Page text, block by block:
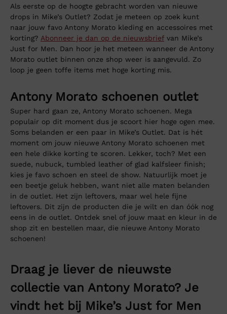
Als eerste op de hoogte gebracht worden van nieuwe
drops in Mike’s Outlet? Zodat je meteen op zoek kunt
naar jouw favo Antony Morato kleding en accessoires met
korting? Abonneer je dan op de nieuwsbrief van Mike’s
Just for Men. Dan hoor je het meteen wanneer de Antony
Morato outlet binnen onze shop weer is aangevuld. Zo
loop je geen toffe items met hoge korting mis.
Antony Morato schoenen outlet
Super hard gaan ze, Antony Morato schoenen. Mega
populair op dit moment dus je scoort hier hoge ogen mee.
Soms belanden er een paar in Mike’s Outlet. Dat is hét
moment om jouw nieuwe Antony Morato schoenen met
een hele dikke korting te scoren. Lekker, toch? Met een
suede, nubuck, tumbled leather of glad kalfsleer finish;
kies je favo schoen en steel de show. Natuurlijk moet je
een beetje geluk hebben, want niet alle maten belanden
in de outlet. Het zijn leftovers, maar wel hele fijne
leftovers. Dit zijn de producten die je wilt en dan óók nog
eens in de outlet. Ontdek snel of jouw maat en kleur in de
shop zit en bestellen maar, die nieuwe Antony Morato
schoenen!
Draag je liever de nieuwste
collectie van Antony Morato? Je
vindt het bij Mike’s Just for Men